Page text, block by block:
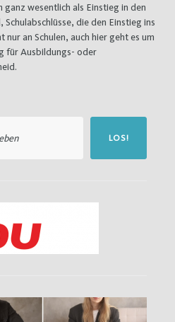
ganz wesentlich als Einstieg in den
die den Einstieg ins
an Schulen, auch hier geht es um
für Ausbildungs- oder
LOS!